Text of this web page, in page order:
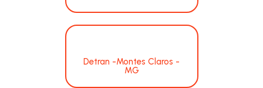
Detran -Montes Claros -
MG